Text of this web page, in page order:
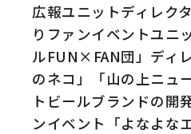
広報ユニットディレク
りファンイベントユニ
ルFUN×FAN団」ディ
のネコ」「山の上ニュ
トビールブランドの開
ンイベント「よなよな